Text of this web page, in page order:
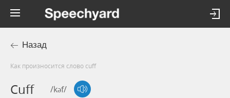
Назад
Как произносится слово cuff
Cuff /kəf/